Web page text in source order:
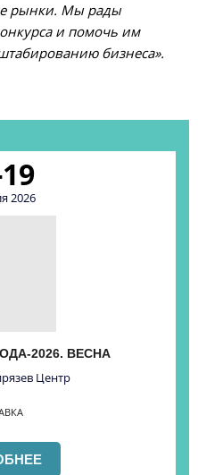
рынки. Мы рады
и помочь им
бизнеса».
2026
2026. ВЕСНА
Центр